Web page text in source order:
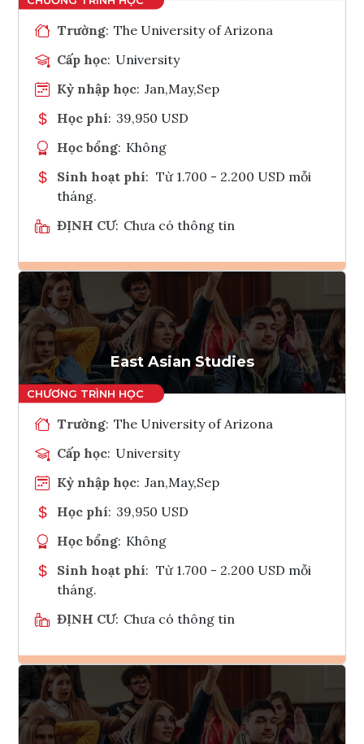
Trường: The University of Arizona
Cấp học: University
Kỳ nhập học: Jan,May,Sep
Học phí: 39,950 USD
Học bổng: Không
Sinh hoạt phí: Từ 1.700 - 2.200 USD mỗi
tháng.
ĐỊNH CƯ: Chưa có thông tin
Ghi danh
Tham vấn Interlink
East Asian Studies
Trường: The University of Arizona
Cấp học: University
Kỳ nhập học: Jan,May,Sep
Học phí: 39,950 USD
Học bổng: Không
Sinh hoạt phí: Từ 1.700 - 2.200 USD mỗi
tháng.
ĐỊNH CƯ: Chưa có thông tin
Ghi danh
Tham vấn Interlink